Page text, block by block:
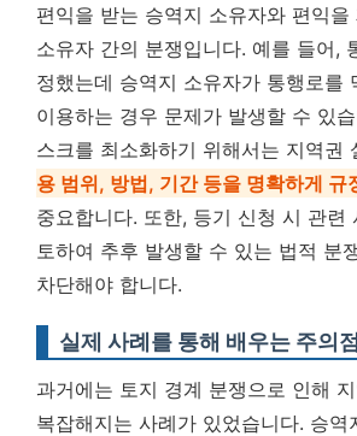
편익을 받는 승역지 소유자와 편익을
소유자 간의 분쟁입니다. 예를 들어,
정했는데 승역지 소유자가 통행로를
이용하는 경우 문제가 발생할 수 있
스크를 최소화하기 위해서는 지역권
용 범위, 방법, 기간 등을 명확하게 규
중요합니다. 또한, 등기 신청 시 관련
토하여 추후 발생할 수 있는 법적 분
차단해야 합니다.
실제 사례를 통해 배우는 주의점
과거에는 토지 경계 분쟁으로 인해
복잡해지는 사례가 있었습니다. 승역